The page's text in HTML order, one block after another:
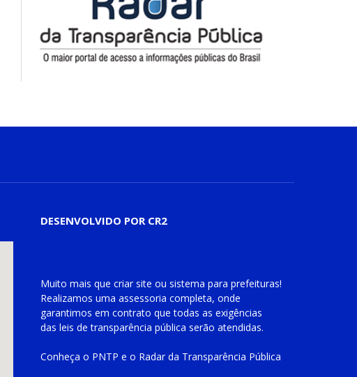
DESENVOLVIDO POR CR2
Muito mais que criar site ou sistema para prefeituras!
Realizamos uma assessoria completa, onde
garantimos em contrato que todas as exigências
das leis de transparência pública serão atendidas.
Conheça o PNTP e o Radar da Transparência Pública